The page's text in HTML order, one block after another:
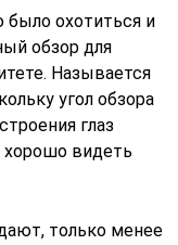
было охотиться и
обзор для
Называется
угол обзора
глаз
видеть
только менее